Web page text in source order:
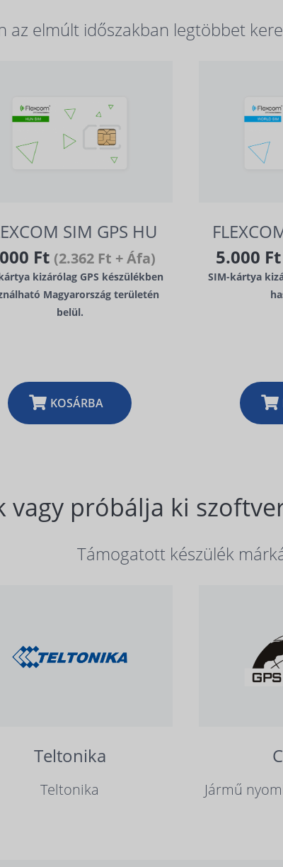
az elmúlt időszakban legtöbbet
SIM GPS HU
Ft (2.362 Ft + Áfa)
kizárólag GPS készülékben
Magyarország területén
belül.
KOSÁRBA
5.000 Ft
SIM-kártya
próbálja ki
Támogatott készülék
Teltonika
Teltonika Jármű